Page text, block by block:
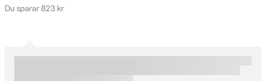
Du sparar 823 kr